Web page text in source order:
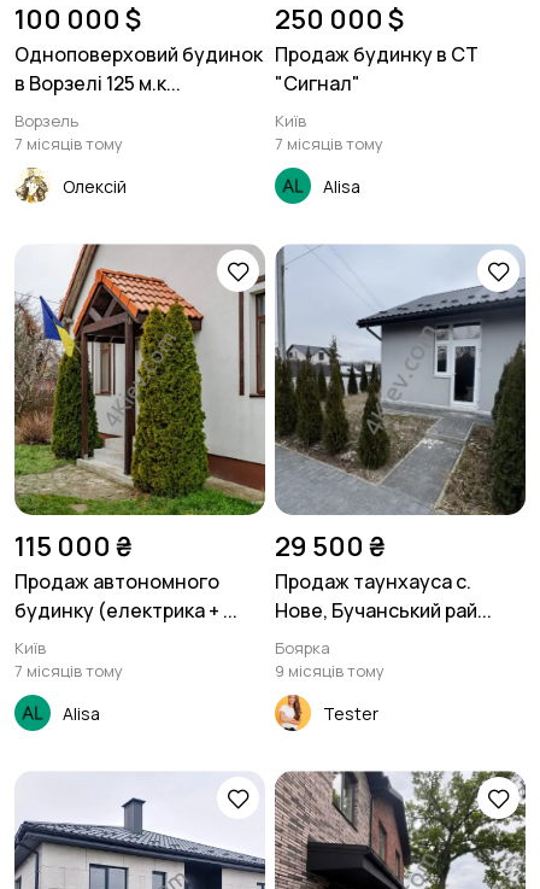
100 000 $
Одноповерховий будинок
в Ворзелі 125 м.к...
Ворзель
7 місяців тому
Олексій
250 000 $
Продаж будинку в СТ
"Сигнал"
Київ
7 місяців тому
Alisa
115 000 ₴
Продаж автономного
будинку (електрика + ...
Київ
7 місяців тому
Alisa
29 500 ₴
Продаж таунхауса с.
Нове, Бучанський рай...
Боярка
9 місяців тому
Tester